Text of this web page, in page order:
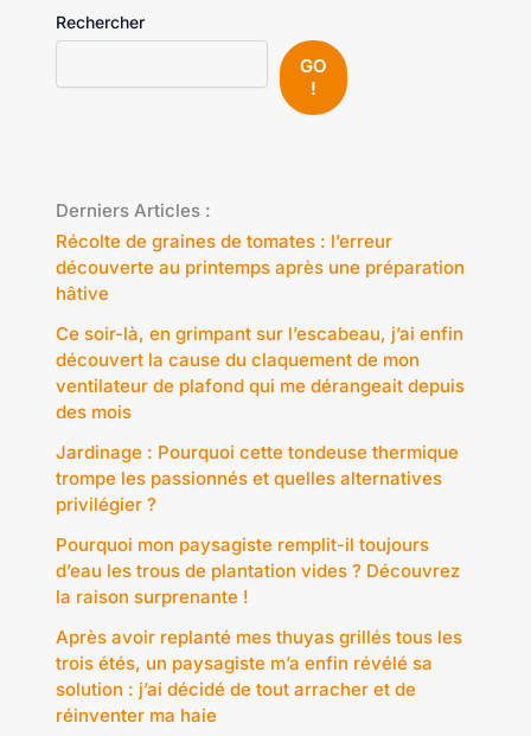
Rechercher
GO
!
Derniers Articles :
Récolte de graines de tomates : l’erreur
découverte au printemps après une préparation
hâtive
Ce soir-là, en grimpant sur l’escabeau, j’ai enfin
découvert la cause du claquement de mon
ventilateur de plafond qui me dérangeait depuis
des mois
Jardinage : Pourquoi cette tondeuse thermique
trompe les passionnés et quelles alternatives
privilégier ?
Pourquoi mon paysagiste remplit-il toujours
d’eau les trous de plantation vides ? Découvrez
la raison surprenante !
Après avoir replanté mes thuyas grillés tous les
trois étés, un paysagiste m’a enfin révélé sa
solution : j’ai décidé de tout arracher et de
réinventer ma haie